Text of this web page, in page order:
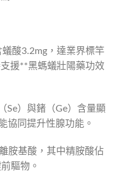
酸3.2mg，達業界標竿
援**黑螞蟻壯陽藥功效
Se）與鍺（Ge）含量顯
協同提升性腺功能。
胺基酸，其中精胺酸佔
驅物。